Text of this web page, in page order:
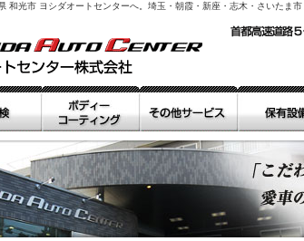
和光市 ヨシダオートセンターへ。埼玉・朝霞・新座・志木・さいたま